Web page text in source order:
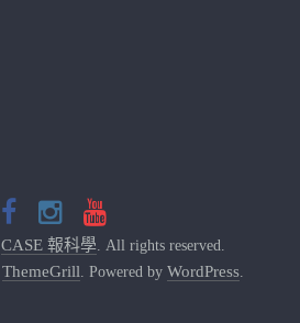
CASE 報科學. All rights reserved.
ThemeGrill . Powered by WordPress.